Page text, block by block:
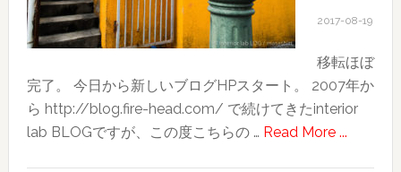
2017-08-19
移転ほぼ
完了。 今日から新しいブログHPスタート。 2007年か
ら http://blog.fire-head.com/ で続けてきたinterior
lab BLOGですが、この度こちらの … Read More ...about